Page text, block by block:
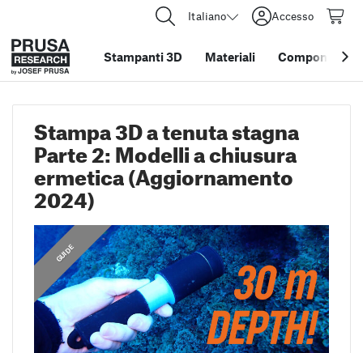
Italiano Accesso
Stampanti 3D Materiali Componenti e
Stampa 3D a tenuta stagna
Parte 2: Modelli a chiusura
ermetica (Aggiornamento
2024)
GUIDE
GUIDE